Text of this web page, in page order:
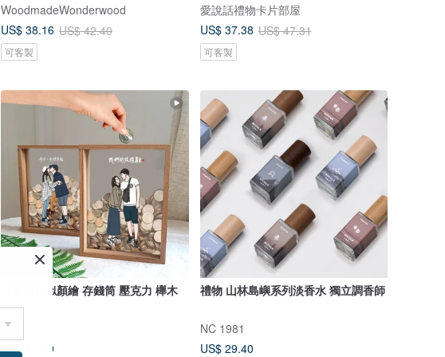
WoodmadeWonderwood
US$ 38.16 US$ 42.40
可客製
愛說話禮物卡片部屋
US$ 37.38 US$ 47.31
可客製
【客製】似顏繪 存錢筒 壓克力 櫸木
型爵
US$ 20.49
禮物 山林島嶼系列淡香水 獨立調香師
NC 1981
US$ 29.40